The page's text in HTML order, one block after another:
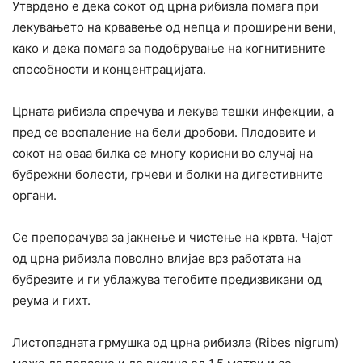
Утврдено е дека сокот од црна рибизла помага при
лекувањето на крвавење од непца и проширени вени,
како и дека помага за подобрување на когнитивните
способности и концентрацијата.
Црната рибизла спречува и лекува тешки инфекции, а
пред се воспаление на бели дробови. Плодовите и
сокот на оваа билка се многу корисни во случај на
бубрежни болести, грчеви и болки на дигестивните
органи.
Се препорачува за јакнење и чистење на крвта. Чајот
од црна рибизла поволно влијае врз работата на
бубрезите и ги ублажува тегобите предизвикани од
реума и гихт.
Листопадната грмушка од црна рибизла (Ribes nigrum)